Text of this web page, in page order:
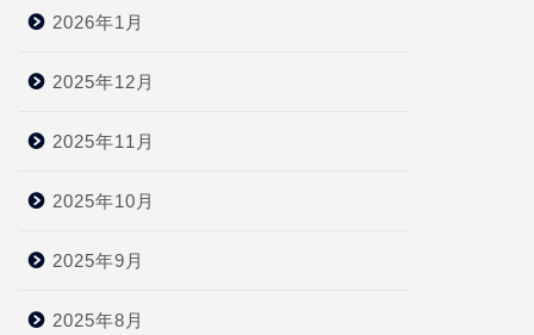
2026年1月
2025年12月
2025年11月
2025年10月
2025年9月
2025年8月